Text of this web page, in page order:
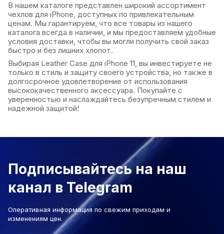
В нашем каталоге представлен широкий ассортимент
чехлов для iPhone, доступных по привлекательным
ценам. Мы гарантируем, что все товары из нашего
каталога всегда в наличии, и мы предоставляем удобные
условия доставки, чтобы вы могли получить свой заказ
быстро и без лишних хлопот.
Выбирая Leather Case для iPhone 11, вы инвестируете не
только в стиль и защиту своего устройства, но также в
долгосрочное удовлетворение от использования
высококачественного аксессуара. Покупайте с
уверенностью и наслаждайтесь безупречным стилем и
надежной защитой!
Подписывайтесь на наш
канал в Telegram
Оперативная информация по свежим приходам и
изменениям цен.